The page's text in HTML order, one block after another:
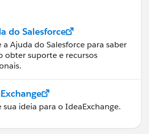
do Salesforce
a Ajuda do Salesforce para saber
obter suporte e recursos
sua ideia para o IdeaExchange.